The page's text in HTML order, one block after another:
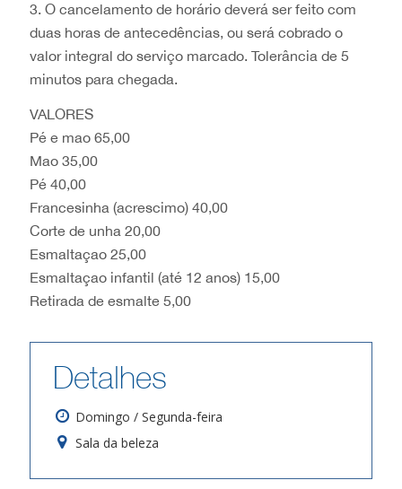
3. O cancelamento de horário deverá ser feito com
duas horas de antecedências, ou será cobrado o
valor integral do serviço marcado. Tolerância de 5
minutos para chegada.
VALORES
Pé e mao 65,00
Mao 35,00
Pé 40,00
Francesinha (acrescimo) 40,00
Corte de unha 20,00
Esmaltaçao 25,00
Esmaltaçao infantil (até 12 anos) 15,00
Retirada de esmalte 5,00
Detalhes
Domingo / Segunda-feira
Sala da beleza